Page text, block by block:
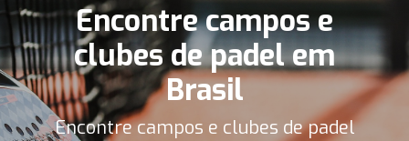
Encontre campos e
clubes de padel em
Brasil
Encontre campos e clubes de padel